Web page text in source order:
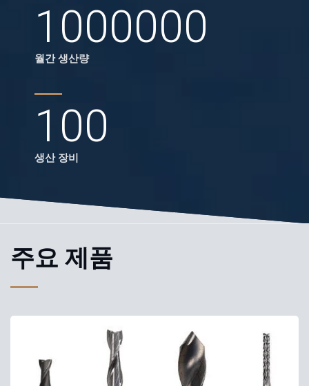
1000000
월간 생산량
100
생산 장비
주요 제품